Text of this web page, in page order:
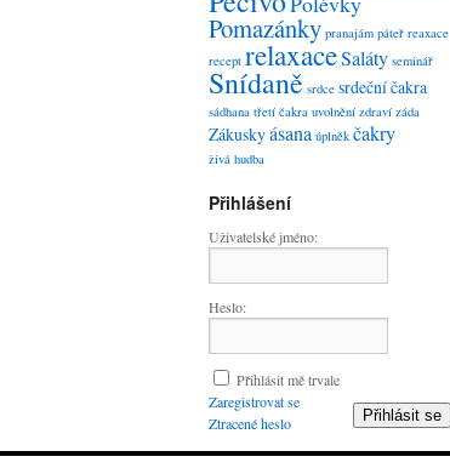
Pomazánky pranajám páteř reaxace
recept relaxaceSaláty seminář
Snídaně srdce srdeční čakra
sádhana třetí čakra uvolnění zdraví záda
Zákuskyásana úplněk čakry
živá hudba
Přihlášení
Uživatelské jméno:
Heslo:
Přihlásit mě trvale
Přihlásit se
Zaregistrovat se
Ztracené heslo